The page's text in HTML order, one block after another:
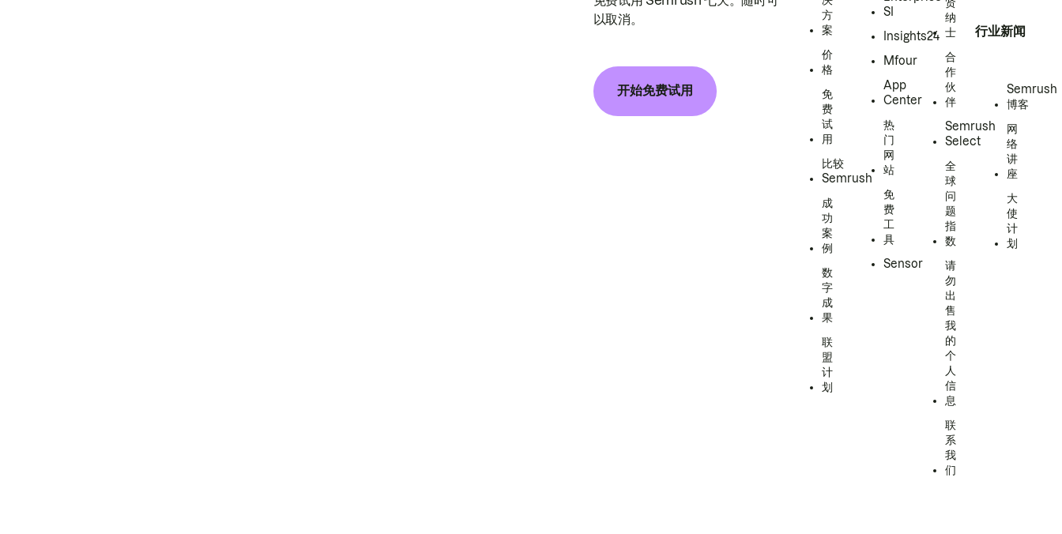
以取消。
开始免费试用
方
案
价
格
免
费
试
用
比较
Semrush
成
功
案
例
数
字
成
果
联
盟
计
划
SI
Insights24
Mfour
App
Center
热
门
网
站
免
费
工
具
Sensor
纳
士
合
作
伙
伴
Semrush
Select
全
球
问
题
指
数
请
勿
出
售
我
的
个
人
信
息
联
系
我
们
行业新闻
Semrush
博客
网
络
讲
座
大
使
计
划